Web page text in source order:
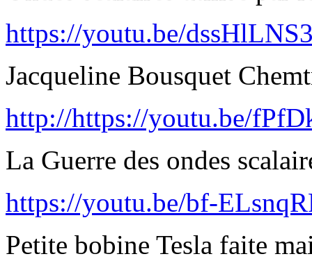
https://youtu.be/
Jacqueline Bousquet
http://https://youtu.be/
La Guerre des ondes
https://youtu.be/bf-
Petite bobine Tesla faite